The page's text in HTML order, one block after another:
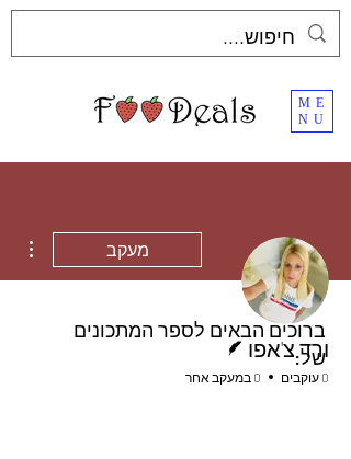
ME
NU
מעקב
ורד צ'אפו
כותב/ת
0 עוקבים 0 במעקב אחר
ברוכים הבאים לספר המתכונים
של: